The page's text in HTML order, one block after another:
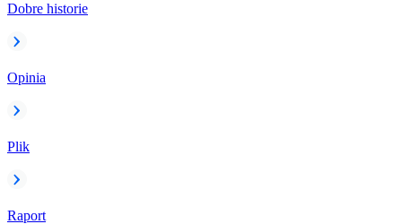
Dobre historie
Opinia
Plik
Raport